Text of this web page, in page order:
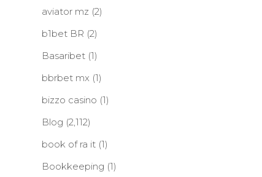
aviator mz (2)
b1bet BR (2)
Basaribet(1)
bbrbet mx (1)
bizzo casino (1)
Blog (2,112)
book of ra it(1)
Bookkeeping (1)